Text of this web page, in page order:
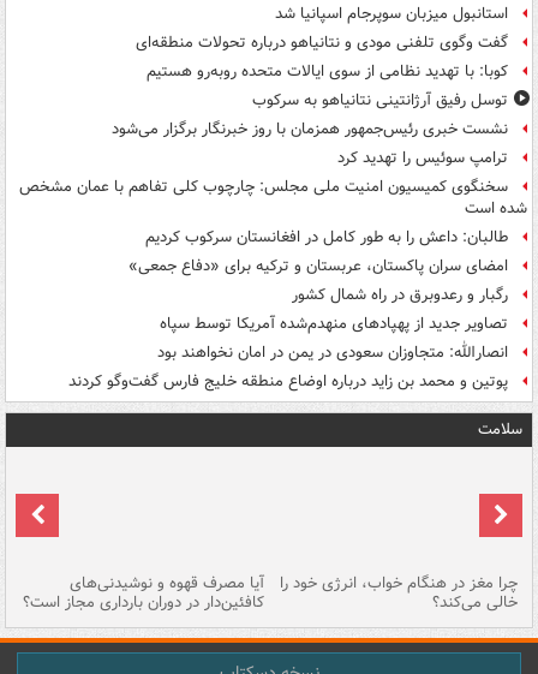
استانبول میزبان سوپرجام اسپانیا شد
گفت وگوی تلفنی مودی و نتانیاهو درباره تحولات منطقه‌ای
کوبا: با تهدید نظامی از سوی ایالات متحده روبه‌رو هستیم
توسل رفیق آرژانتینی نتانیاهو به سرکوب
نشست خبری رئیس‌جمهور همزمان با روز خبرنگار برگزار می‌شود
ترامپ سوئیس را تهدید کرد
سخنگوی کمیسیون امنیت ملی مجلس: چارچوب کلی تفاهم با عمان مشخص
شده است
طالبان: داعش را به طور کامل در افغانستان سرکوب کردیم
امضای سران پاکستان، عربستان و ترکیه برای «دفاع جمعی»
رگبار و رعدوبرق در راه شمال کشور
تصاویر جدید از پهپادهای منهدم‌شده آمریکا توسط سپاه
انصارالله: متجاوزان سعودی در یمن در امان نخواهند بود
پوتین و محمد بن زاید درباره اوضاع منطقه خلیج فارس گفت‌وگو کردند
سلامت
چرا مغز در هنگام خواب، انرژی خود را
خالی می‌کند؟
آیا مصرف قهوه و نوشیدنی‌های
کافئین‌دار در دوران بارداری مجاز است؟